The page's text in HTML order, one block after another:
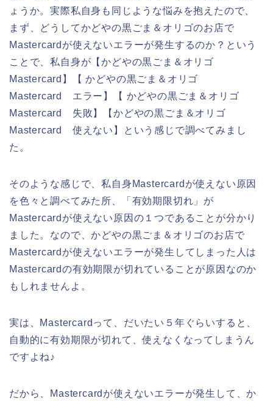
ょうか。実際私自身も同じような悩みを抱えたので、
まず、どうしてかどやの黒ごま＆オリゴのお店で
Mastercardが使えないエラーが発生するのか？という
ことで、私自身が【かどやの黒ごま＆オリゴ
Mastercard】【 かどやの黒ごま＆オリゴ
Mastercard エラー】【 かどやの黒ごま＆オリゴ
Mastercard 失敗】【かどやの黒ごま＆オリゴ
Mastercard 使えない】という感じで調べてみまし
た。
そのような感じで、私自身Mastercardが使えない原因
を色々と調べてみた所、「有効期限切れ」が
Mastercardが使えない原因の１つであることが分かり
ました。なので、かどやの黒ごま＆オリゴのお店で
Mastercardが使えないエラーが発生してしまった人は
Mastercardの有効期限が切れていることが原因なのか
もしれませんよ。
実は、Mastercardって、だいたい５年ぐらいすると、
自動的に有効期限が切れて、使えなくなってしまうん
ですよね♪
だから、Mastercardが使えないエラーが発生して、か